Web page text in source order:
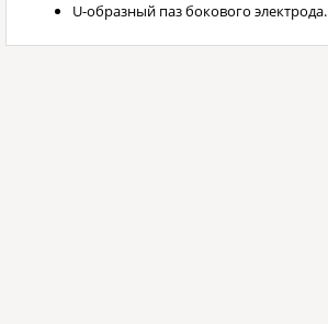
U-образный паз бокового электрода.